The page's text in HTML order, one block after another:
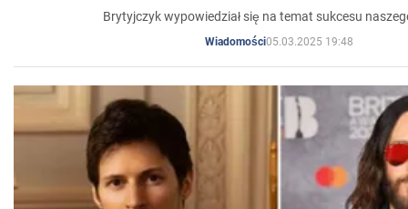
Brytyjczyk wypowiedział się na temat sukcesu
Wiadomości05.03.2025 19:48